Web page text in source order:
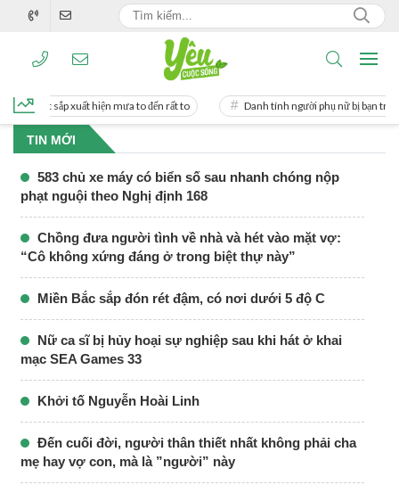
mưa to đến rất to Danh tính người phụ nữ bị bạn trai doanh nhân trên mạng
TIN MỚI
583 chủ xe máy có biển số sau nhanh chóng nộp
phạt nguội theo Nghị định 168
Chồng đưa người tình về nhà và hét vào mặt vợ:
“Cô không xứng đáng ở trong biệt thự này”
Miền Bắc sắp đón rét đậm, có nơi dưới 5 độ C
Nữ ca sĩ bị hủy hoại sự nghiệp sau khi hát ở khai
mạc SEA Games 33
Khởi tố Nguyễn Hoài Linh
Đến cuối đời, người thân thiết nhất không phải cha
mẹ hay vợ con, mà là ”người” này